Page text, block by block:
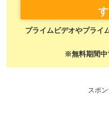
プライムビデオやプライ
※無料期間中
スポ